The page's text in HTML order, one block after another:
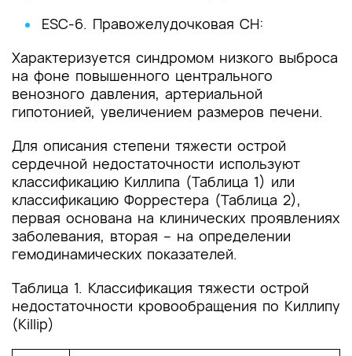
ESC-6. Правожелудочковая СН:
Характеризуется синдромом низкого выброса
на фоне повышенного центрального
венозного давления, артериальной
гипотонией, увеличением размеров печени.
Для описания степени тяжести острой
сердечной недостаточности используют
классификацию Киллипа (Таблица 1) или
классификацию Форрестера (Таблица 2),
первая основана на клинических проявлениях
заболевания, вторая – на определении
гемодинамических показателей.
Таблица 1. Классификация тяжести острой
недостаточности кровообращения по Киллипу
(Killip)